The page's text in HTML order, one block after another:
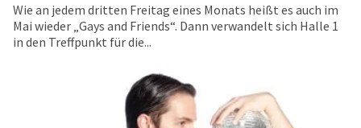
Wie an jedem dritten Freitag eines Monats heißt es auch im
Mai wieder „Gays and Friends“. Dann verwandelt sich Halle 1
in den Treffpunkt für die...